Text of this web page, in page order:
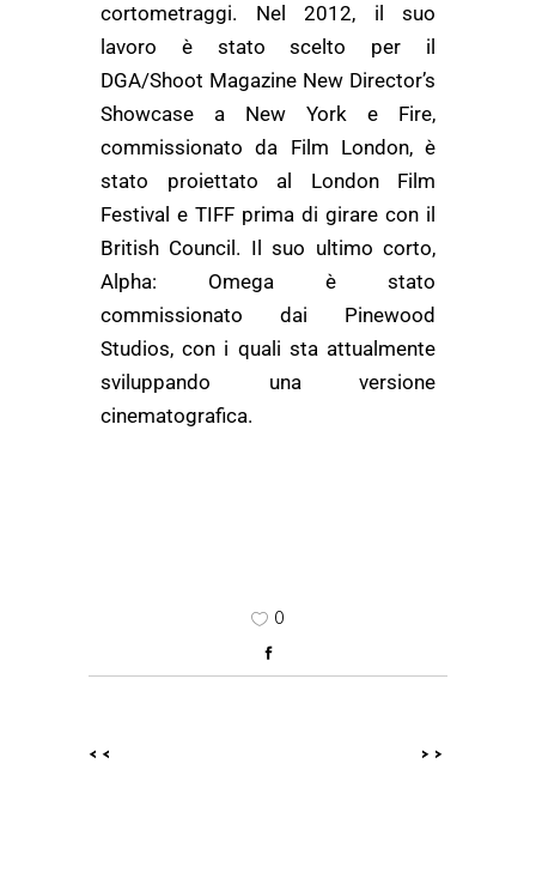
cortometraggi. Nel 2012, il suo
lavoro è stato scelto per il
DGA/Shoot Magazine New Director’s
Showcase a New York e Fire,
commissionato da Film London, è
stato proiettato al London Film
Festival e TIFF prima di girare con il
British Council. Il suo ultimo corto,
Alpha: Omega è stato
commissionato dai Pinewood
Studios, con i quali sta attualmente
sviluppando una versione
cinematografica.
0
<< >>